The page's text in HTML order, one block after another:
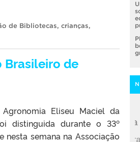
de Bibliotecas, crianças,
Brasileiro de
Eliseu Maciel da
distinguida durante o 33º
nesta semana na Associação